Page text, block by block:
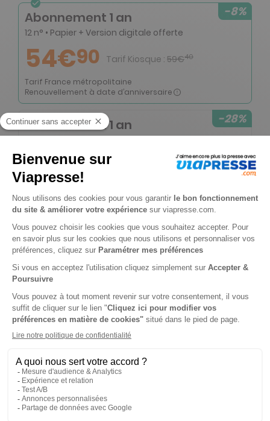
-8%
Abonnement 1 an
12 n° • Papier + Version digitale offerte
54€90 Tarif Kiosque : 59€40
Tarif France métropolitaine
Renouvellement à date d’anniversaire
-28%
Abonnement 1 an
74€90 Tarif Kiosque : 104€40
Renouvellement à date d’anniversaire
-17%
Abonnement 2 ans
24 n° • Papier + Version digitale offerte
99€00 Tarif Kiosque :118€80
Tarif France métropolitaine
Renouvellement à date d’anniversaire
Abonnement Durée libre
Papier + Version digitale offerte
2€48 Tarif Kiosque :
Prix par n° pendant 6 mois, puis 4,80 € par n°
Tarif France métropolitaine